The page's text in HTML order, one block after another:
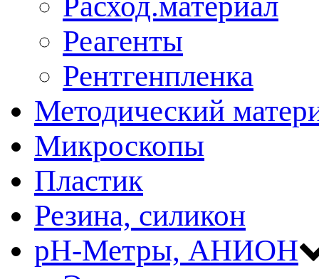
Реагенты
Рентгенпленка
Методический
Микроскопы
Пластик
Резина, силикон
рН-Метры, АНИОН